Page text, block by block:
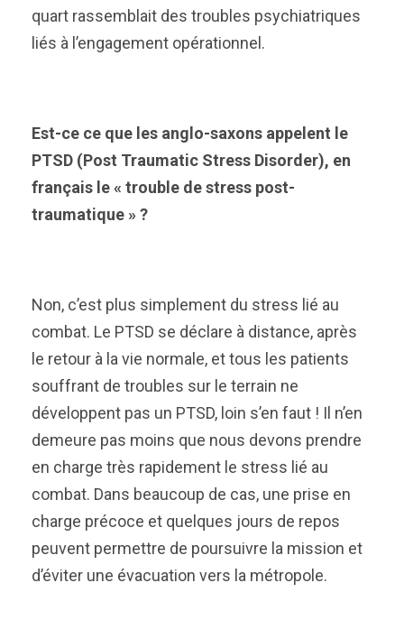
quart rassemblait des troubles psychiatriques
liés à l’engagement opérationnel.
Est-ce ce que les anglo-saxons appelent le
PTSD (Post Traumatic Stress Disorder), en
français le « trouble de stress post-
traumatique » ?
Non, c’est plus simplement du stress lié au
combat. Le PTSD se déclare à distance, après
le retour à la vie normale, et tous les patients
souffrant de troubles sur le terrain ne
développent pas un PTSD, loin s’en faut ! Il n’en
demeure pas moins que nous devons prendre
en charge très rapidement le stress lié au
combat. Dans beaucoup de cas, une prise en
charge précoce et quelques jours de repos
peuvent permettre de poursuivre la mission et
d’éviter une évacuation vers la métropole.